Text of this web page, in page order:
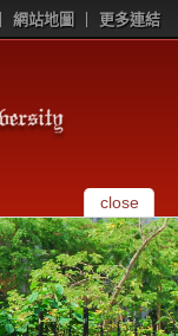
網站地圖 更多連結
close